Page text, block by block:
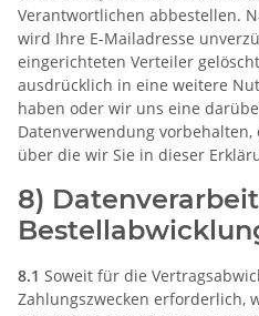
Verantwortlichen abbestellen.
wird Ihre E-Mailadresse
eingerichteten Verteiler
ausdrücklich in eine weitere
haben oder wir uns eine
Datenverwendung
über die wir Sie in dieser
8)
8.1 Soweit für die
Zahlungszwecken erforderlich,